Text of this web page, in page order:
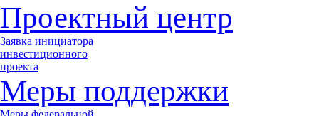
Проектный центр
Заявка инициатора
инвестиционного
проекта
Меры поддержки